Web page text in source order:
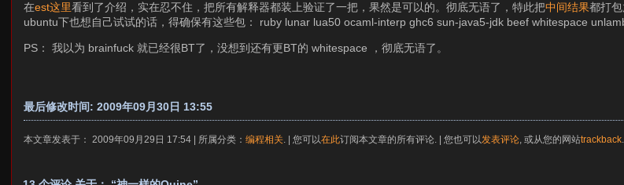
在est这里看到了介绍，实在忍不住，把所有解释器都装上验证了一把，果然是可以的。彻底无语了，特此把中间结果都打包
ubuntu下也想自己试试的话，得确保有这些包： ruby lunar lua50 ocaml-interp ghc6 sun-java5-jdk beef whitespace
PS： 我以为 brainfuck 就已经很BT了，没想到还有更BT的 whitespace ，彻底无语了。
最后修改时间: 2009年09月30日 13:55
本文章发表于： 2009年09月29日 17:54 | 所属分类：编程相关 . | 您可以在此订阅本文章的所有评论. | 您也可以 发表评论 , 或从您的网站trackback